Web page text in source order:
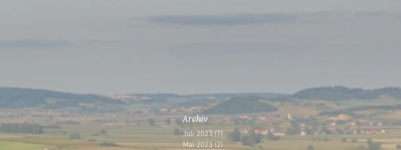
Archiv
Juli 2023 (1) 1 Beitrag
Mai 2023 (2) 2 Beiträge